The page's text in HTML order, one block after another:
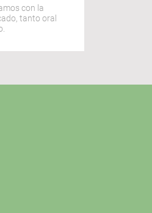
con la
tanto oral